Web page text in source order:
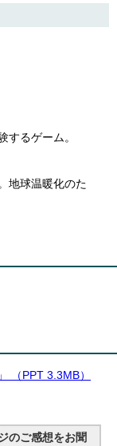
するゲーム。
地球温暖化のた
（PPT 3.3MB）
のご感想をお聞